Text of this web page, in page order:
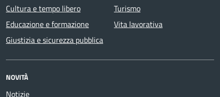
Cultura e tempo libero
Educazione e formazione
Giustizia e sicurezza pubblica
Turismo
Vita lavorativa
NOVITÀ
Notizie